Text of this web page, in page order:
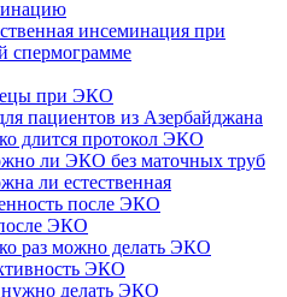
инсеминация при
спермограмме
при ЭКО
пациентов из Азербайджана
длится протокол ЭКО
ли ЭКО без маточных труб
ли естественная
после ЭКО
ЭКО
раз можно делать ЭКО
ЭКО
нужно делать ЭКО